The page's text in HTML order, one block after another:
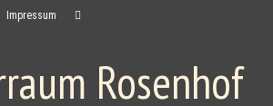
Impressum